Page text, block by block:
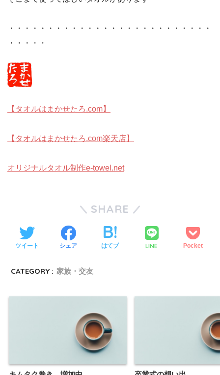
・・・・・・・・・・・・・・・・・・・・・・・・・・
・・・・・
【タオルはまかせたろ.com】
【タオルはまかせたろ.com楽天店】
オリジナルタオル制作e-towel.net
SHARE
ツイート シェア はてブ LINE Pocket
CATEGORY : 家族・交友